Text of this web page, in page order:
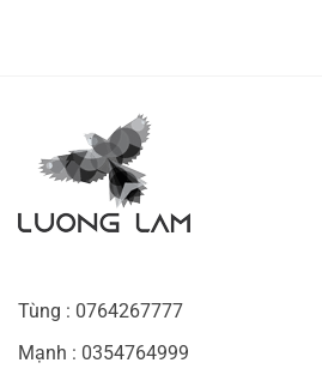
Tùng : 0764267777
Mạnh : 0354764999